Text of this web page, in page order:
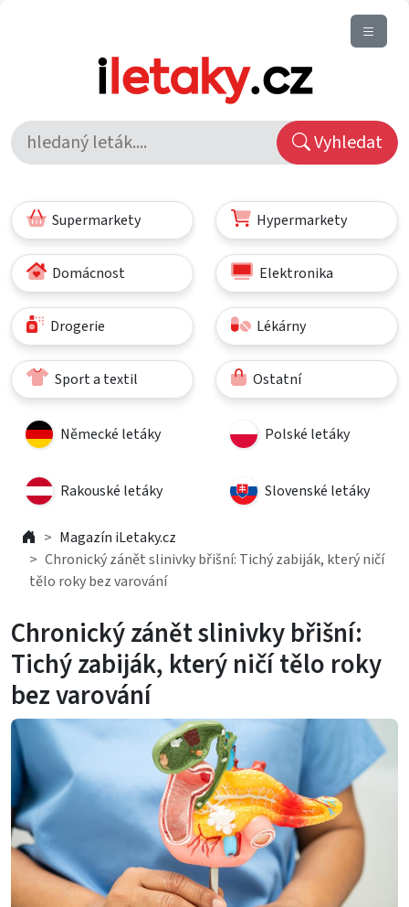
Vyhledat
Supermarkety Hypermarkety
Domácnost Elektronika
Drogerie Lékárny
Sport a textil Ostatní
Německé letáky Polské letáky
Rakouské letáky Slovenské letáky
Magazín iLetaky.cz
Chronický zánět slinivky břišní: Tichý zabiják, který ničí
tělo roky bez varování
Chronický zánět slinivky břišní:
Tichý zabiják, který ničí tělo roky
bez varování